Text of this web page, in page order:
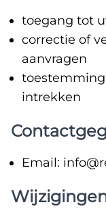
toegang tot
correctie of
aanvragen
intrekken
Email: